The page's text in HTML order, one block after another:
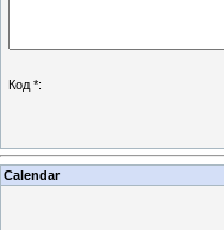
Код *:
Calendar